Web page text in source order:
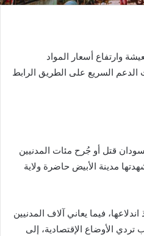
وارتفاع أسعار المواد
الدعم السريع على الطريق الرابط
قتل أو جُرح مئات المدنيين
مدينة الأبيض حاضرة ولاية
فيما يعاني آلاف المدنيين
الأوضاع الإقتصادية، إلى